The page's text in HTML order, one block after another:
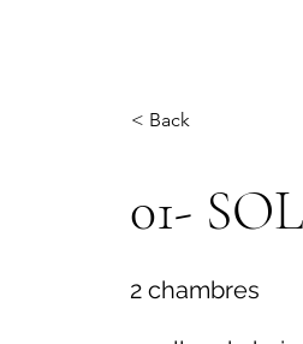
< Back
01-
2 chambres